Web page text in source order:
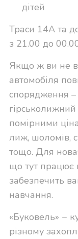
дітей
Траси 14А та
з 21.00 до
Якщо ж ви не
автомобіля
спорядження
помірними
лиж, шоломів,
тощо. Для
що тут працює
забезпечить
навчання.
«Буковель» −
різному